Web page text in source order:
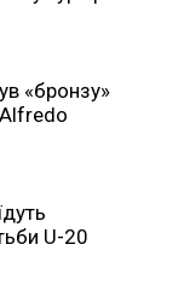
«бронзу»
U-20